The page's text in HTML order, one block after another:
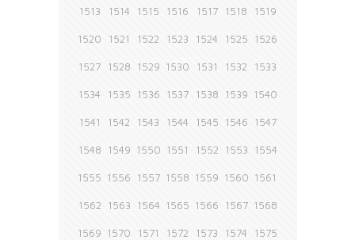
1513 1514 1515 1516 1517 1518 1519
1520 1521 1522 1523 1524 1525 1526
1527 1528 1529 1530 1531 1532 1533
1534 1535 1536 1537 1538 1539 1540
1541 1542 1543 1544 1545 1546 1547
1548 1549 1550 1551 1552 1553 1554
1555 1556 1557 1558 1559 1560 1561
1562 1563 1564 1565 1566 1567 1568
1569 1570 1571 1572 1573 1574 1575